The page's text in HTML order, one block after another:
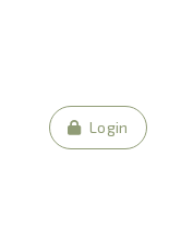
Login